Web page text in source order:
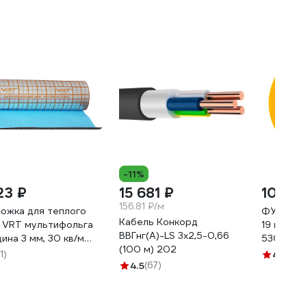
₽
для теплого
мультифольга
3 мм, 30 кв/м
-11%
15 681 ₽
156.81 ₽/м
Кабель Конкорд
ВВГнг(А)-LS 3х2,5-0,66
(100 м) 202
4.5(67)
109
ФУМ
19 мм
4.8